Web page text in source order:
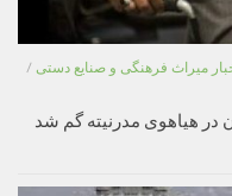
میراث فرهنگی و صنایع دستی /
هیاهوی مدرنیته گم شد